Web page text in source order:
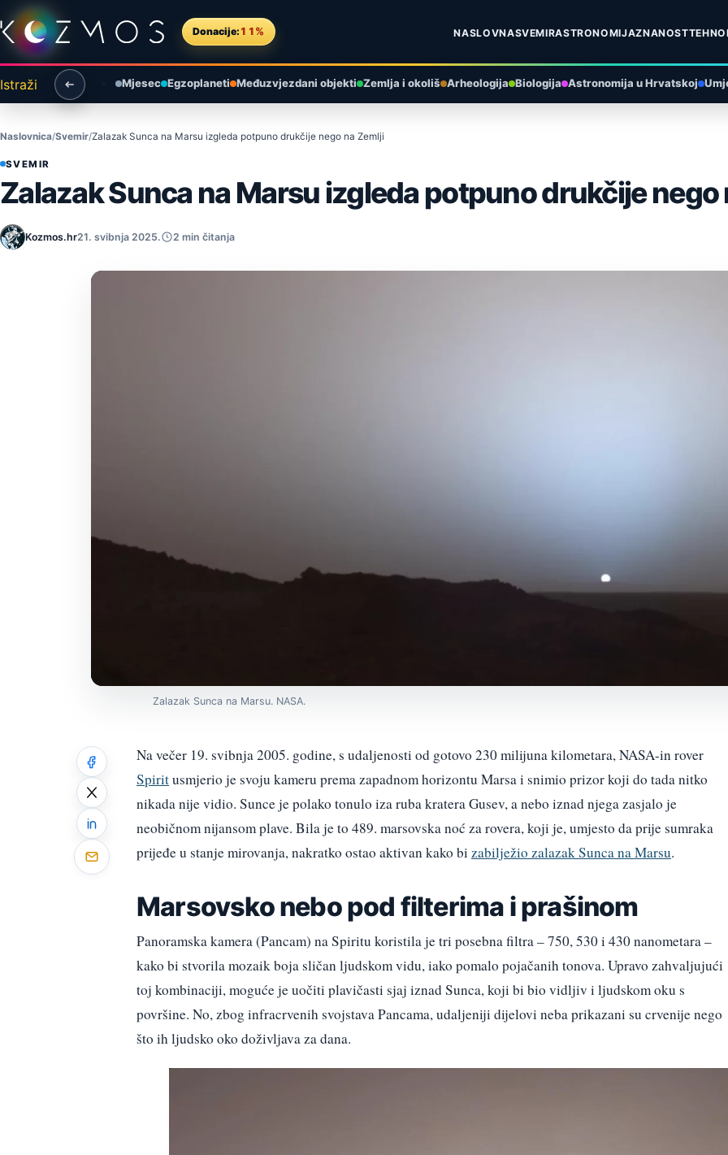
Preskoči na sadržaj
Donacije: 11% NASLOVNASVEMIRASTRONOMIJAZNANOST
Istraži Mjesec Egzoplaneti Međuzvjezdani objekti Zemlja i okoliš Arheologija Biologija Astronomija u Hrvatskoj
Naslovnica Svemir Zalazak Sunca na Marsu izgleda potpuno drukčije nego na Zemlji
SVEMIR
Zalazak Sunca na Marsu izgleda potpuno drukčije nego
Kozmos.hr21. svibnja 2025. 2 min čitanja
Zalazak Sunca na Marsu. NASA.
Na večer 19. svibnja 2005. godine, s udaljenosti od gotovo 230 milijuna kilometara, NASA-in rover
Spiritusmjerio je svoju kameru prema zapadnom horizontu Marsa i snimio prizor koji do tada nitko
nikada nije vidio. Sunce je polako tonulo iza ruba kratera Gusev, a nebo iznad njega zasjalo je
neobičnom nijansom plave. Bila je to 489. marsovska noć za rovera, koji je, umjesto da prije sumraka
prijeđe u stanje mirovanja, nakratko ostao aktivan kako bi zabilježio zalazak Sunca na Marsu.
Marsovsko nebo pod filterima i prašinom
Panoramska kamera (Pancam) na Spiritu koristila je tri posebna filtra – 750, 530 i 430 nanometara –
kako bi stvorila mozaik boja sličan ljudskom vidu, iako pomalo pojačanih tonova. Upravo zahvaljujući
toj kombinaciji, moguće je uočiti plavičasti sjaj iznad Sunca, koji bi bio vidljiv i ljudskom oku s
površine. No, zbog infracrvenih svojstava Pancama, udaljeniji dijelovi neba prikazani su crvenije nego
što ih ljudsko oko doživljava za dana.